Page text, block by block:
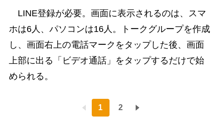
LINE登録が必要。画面に表示されるのは、スマ
ホは6人、パソコンは16人。トークグループを作成
し、画面右上の電話マークをタップした後、画面
上部に出る「ビデオ通話」をタップするだけで始
められる。
1 2